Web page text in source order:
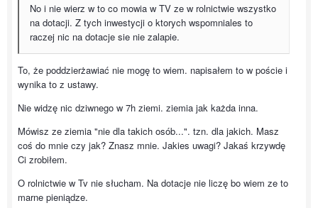
No i nie wierz w to co mowia w TV ze w rolnictwie wszystko
na dotacji. Z tych inwestycji o ktorych wspomniales to
raczej nic na dotacje sie nie zalapie.
To, że poddzierżawiać nie mogę to wiem. napisałem to w poście i
wynika to z ustawy.
Nie widzę nic dziwnego w 7h ziemi. ziemia jak każda inna.
Mówisz ze ziemia "nie dla takich osób...". tzn. dla jakich. Masz
coś do mnie czy jak? Znasz mnie. Jakies uwagi? Jakaś krzywdę
Ci zrobiłem.
O rolnictwie w Tv nie słucham. Na dotacje nie liczę bo wiem ze to
marne pieniądze.